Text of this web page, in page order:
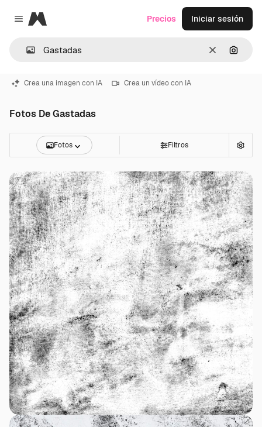
Close menu
Magnific
Borrar
Precios Iniciar sesión
Crea una imagen con IA Crea un vídeo con IA
Fotos De Gastadas
Fotos Filtros